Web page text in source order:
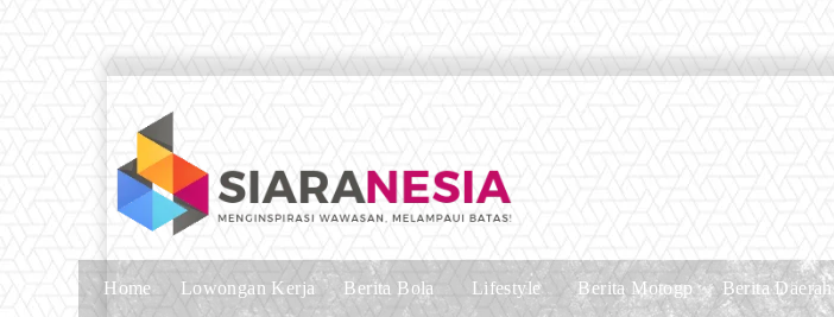
Home Lowongan Kerja Berita Bola Lifestyle Berita Motogp Berita Daerah